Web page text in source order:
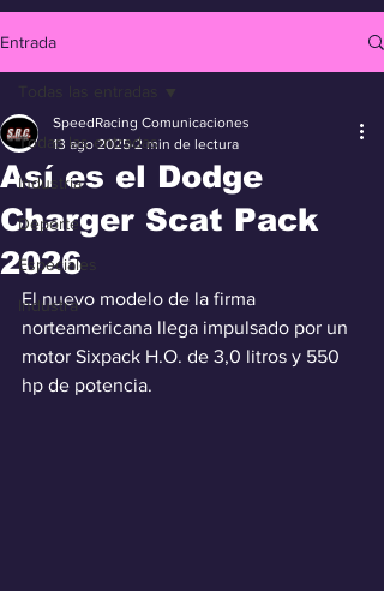
Entrada
Todas las entradas
Industria
Deporte
Especiales
Industra
Todas las entradas
Así es el Dodge
Charger Scat Pack
2026
SpeedRacing Comunicaciones
13 ago 2025 2 min de lectura
El nuevo modelo de la firma
norteamericana llega impulsado por un
motor Sixpack H.O. de 3,0 litros y 550
hp de potencia.